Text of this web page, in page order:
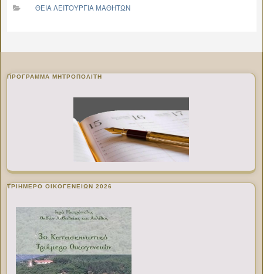
ΘΕΙΑ ΛΕΙΤΟΥΡΓΙΑ ΜΑΘΗΤΩΝ
ΠΡΌΓΡΑΜΜΑ ΜΗΤΡΟΠΟΛΊΤΗ
ΤΡΙΗΜΕΡΟ ΟΙΚΟΓΕΝΕΙΩΝ 2026